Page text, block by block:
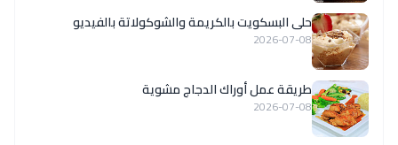
حلى البسكويت بالكريمة والشوكولاتة بالفيديو
2026-07-08
طريقة عمل أوراك الدجاج مشوية
2026-07-08